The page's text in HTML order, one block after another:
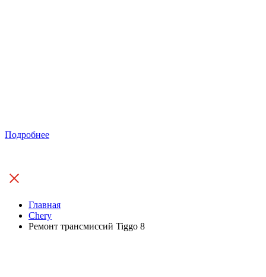
Подробнее
Главная
Chery
Ремонт трансмиссий Tiggo 8